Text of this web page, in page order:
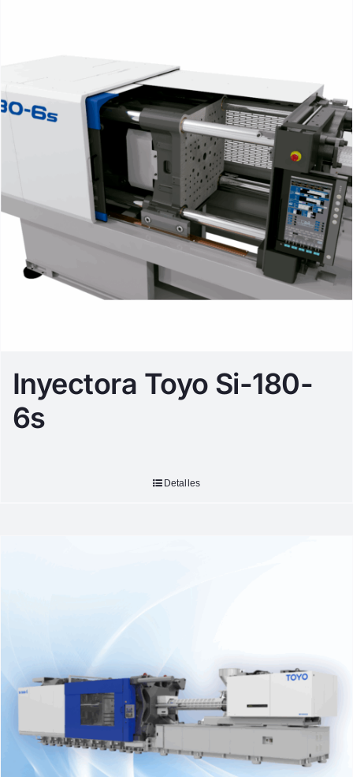
Inyectora Toyo Si-180-
6s
Detalles